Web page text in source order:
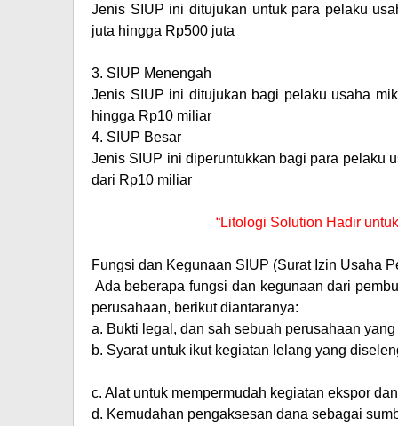
Jenis SIUP ini ditujukan untuk para pelaku
juta hingga Rp500 juta
3. SIUP Menengah
Jenis SIUP ini ditujukan bagi pelaku usaha
hingga Rp10 miliar
4. SIUP Besar
Jenis SIUP ini diperuntukkan bagi para pelaku
dari Rp10 miliar
“Litologi Solution Hadir
Fungsi dan Kegunaan SIUP (Surat Izin Usaha
Ada beberapa fungsi dan kegunaan dari
perusahaan, berikut diantaranya:
a. Bukti legal, dan sah sebuah perusahaan
b. Syarat untuk ikut kegiatan lelang yang
c. Alat untuk mempermudah kegiatan ekspor
d. Kemudahan pengaksesan dana sebagai